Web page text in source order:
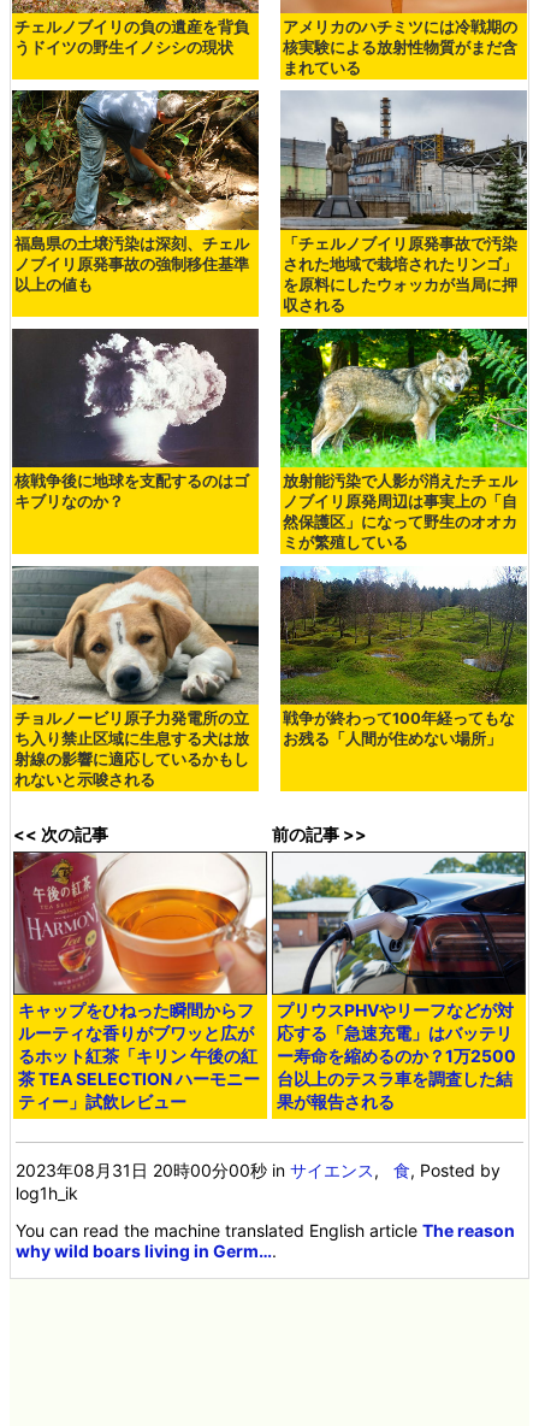
チェルノブイリの負の遺産を背負
うドイツの野生イノシシの現状
アメリカのハチミツには冷戦期の
核実験による放射性物質がまだ含
まれている
福島県の土壌汚染は深刻、チェル
ノブイリ原発事故の強制移住基準
以上の値も
「チェルノブイリ原発事故で汚染
された地域で栽培されたリンゴ」
を原料にしたウォッカが当局に押
収される
核戦争後に地球を支配するのはゴ
キブリなのか？
放射能汚染で人影が消えたチェル
ノブイリ原発周辺は事実上の「自
然保護区」になって野生のオオカ
ミが繁殖している
チョルノービリ原子力発電所の立
ち入り禁止区域に生息する犬は放
射線の影響に適応しているかもし
れないと示唆される
戦争が終わって100年経ってもな
お残る「人間が住めない場所」
<< 次の記事
キャップをひねった瞬間からフ
ルーティな香りがブワッと広が
るホット紅茶「キリン 午後の紅
茶 TEA SELECTION ハーモニー
ティー」試飲レビュー
前の記事 >>
プリウスPHVやリーフなどが対
応する「急速充電」はバッテリ
ー寿命を縮めるのか？1万2500
台以上のテスラ車を調査した結
果が報告される
2023年08月31日 20時00分00秒 inサイエンス,食, Posted by
log1h_ik
You can read the machine translated English articleThe reason
why wild boars living in Germ….